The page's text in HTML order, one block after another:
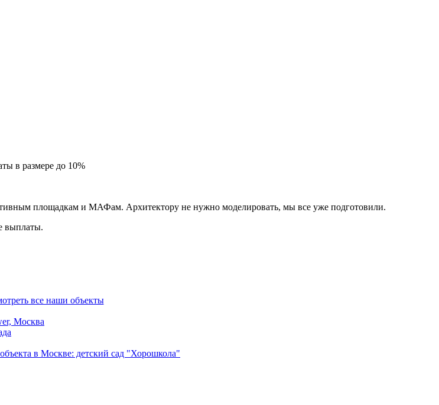
в размере до 10%
площадкам и МАФам. Архитектору не нужно моделировать, мы все уже подготовили.
выплаты.
все наши объекты
Москва
в Москве: детский сад "Хорошкола"